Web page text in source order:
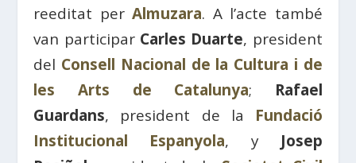
reeditat perAlmuzara. A l’acte també
van participar Carles Duarte, president
del Consell Nacional de la Cultura i de
les Arts de Catalunya; Rafael
Guardans, president de la Fundació
Institucional Espanyola, y Josep